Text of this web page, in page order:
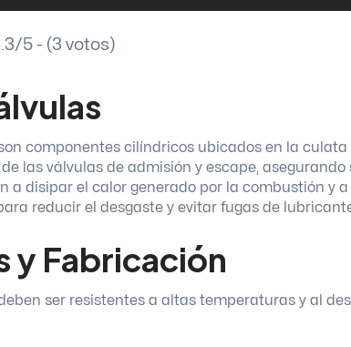
5 - (3 votos)
componentes cilíndricos ubicados en la
las válvulas de admisión y escape,
a disipar el calor generado por la combustión y
reducir el desgaste y evitar fugas de
y Fabricación
ser resistentes a altas temperaturas y al